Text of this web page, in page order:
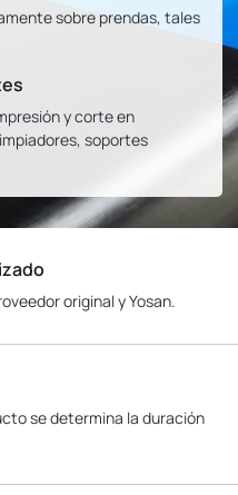
sobre prendas, tales
y corte en
soportes
original y Yosan.
se determina la duración